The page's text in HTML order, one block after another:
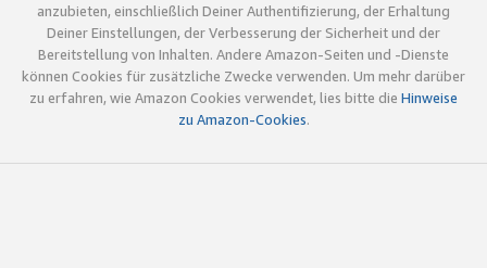
anzubieten, einschließlich Deiner Authentifizierung, der Erhaltung
Deiner Einstellungen, der Verbesserung der Sicherheit und der
Bereitstellung von Inhalten. Andere Amazon-Seiten und -Dienste
können Cookies für zusätzliche Zwecke verwenden. Um mehr darüber
zu erfahren, wie Amazon Cookies verwendet, lies bitte die Hinweise
zu Amazon-Cookies.